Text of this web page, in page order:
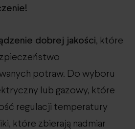
dobrej jakości, które
potraw. Do wyboru
lub gazowy, które
regulacji temperatury
które zbierają nadmiar